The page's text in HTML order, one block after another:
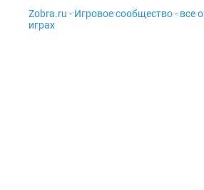
Zobra.ru - Игровое сообщество - все о
играх